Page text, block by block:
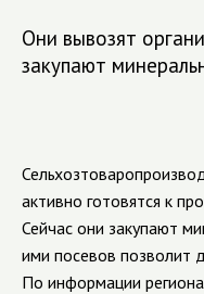
Они вывозят
закупают
активно готовятся к
Сейчас они закупают
ими посевов позволит
По информации